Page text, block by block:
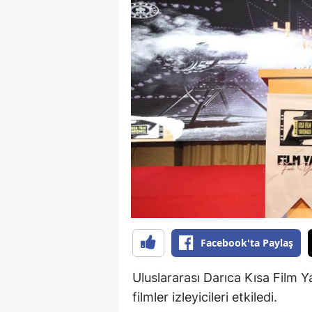
Facebook'ta Paylaş
Uluslararası Darıca Kısa Film
filmler izleyicileri etkiledi.